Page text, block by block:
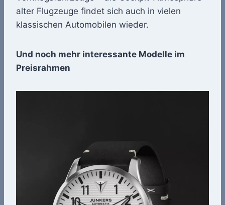
alter Flugzeuge findet sich auch in vielen
klassischen Automobilen wieder.
Und noch mehr interessante Modelle im
Preisrahmen